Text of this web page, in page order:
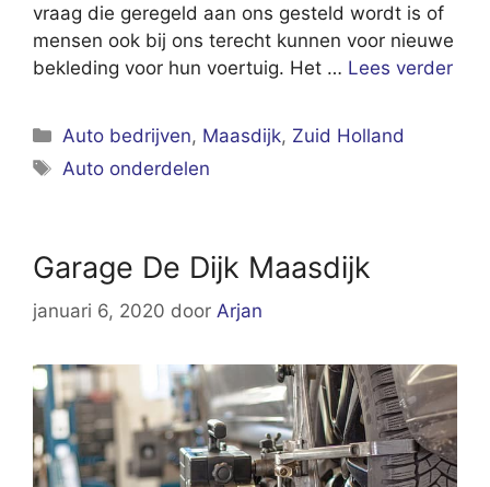
vraag die geregeld aan ons gesteld wordt is of
mensen ook bij ons terecht kunnen voor nieuwe
bekleding voor hun voertuig. Het … Lees verder
Categorieën
Auto bedrijven, Maasdijk, Zuid Holland
Tags
Auto onderdelen
Garage De Dijk Maasdijk
januari 6, 2020 door Arjan